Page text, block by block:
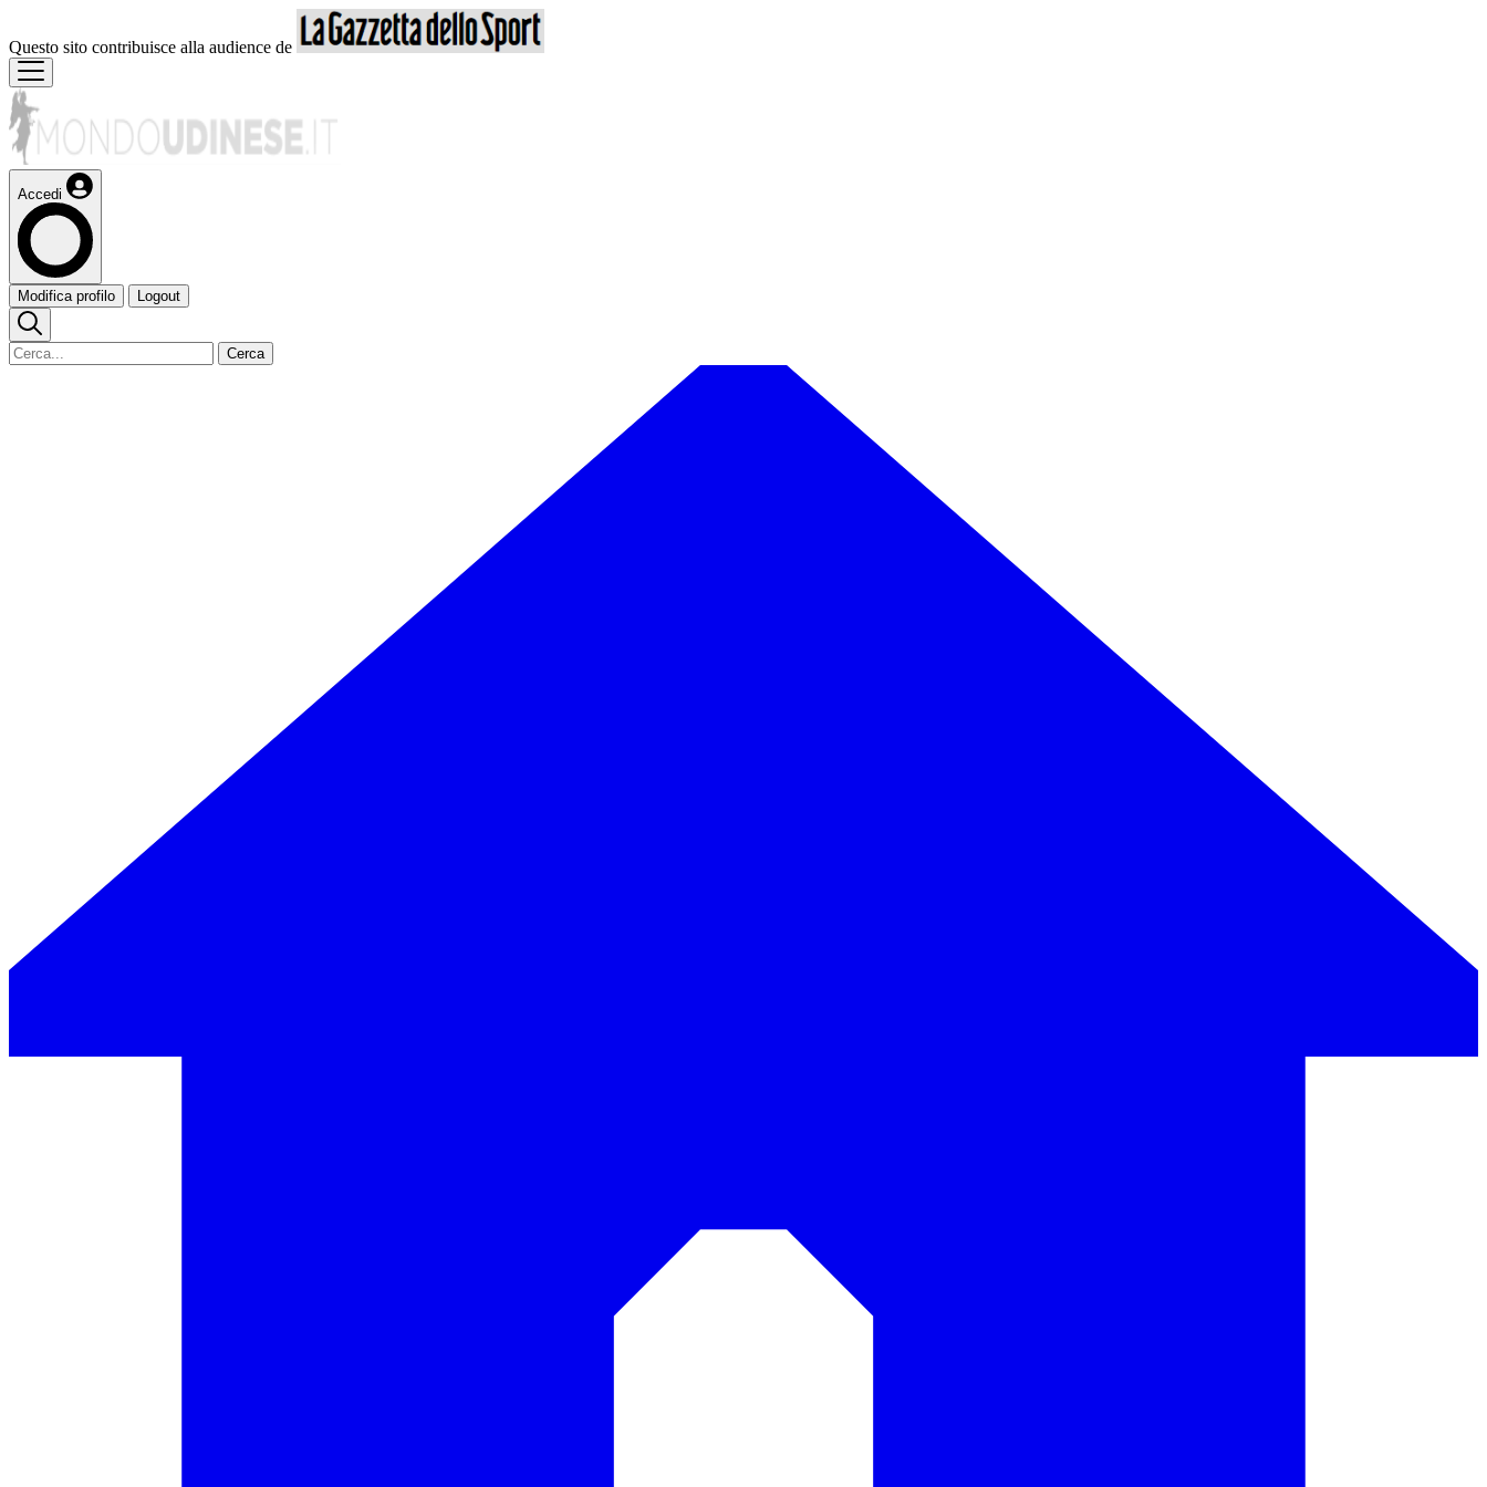
Questo sito contribuisce alla audience de
Accedi
Modifica profilo Logout
Cerca